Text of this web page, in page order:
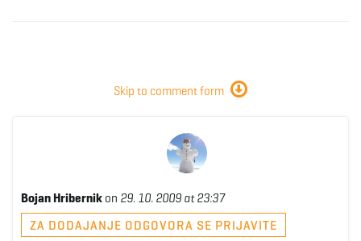
Skip to comment form
Bojan Hribernik on 29. 10. 2009 at 23:37
ZA DODAJANJE ODGOVORA SE PRIJAVITE